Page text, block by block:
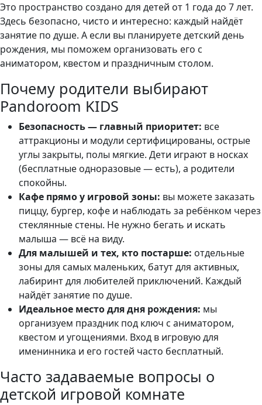
Это пространство создано для детей от 1 года до 7 лет.
Здесь безопасно, чисто и интересно: каждый найдёт
занятие по душе. А если вы планируете детский день
рождения, мы поможем организовать его с
аниматором, квестом и праздничным столом.
Почему родители выбирают
Pandoroom KIDS
Безопасность — главный приоритет: все
аттракционы и модули сертифицированы, острые
углы закрыты, полы мягкие. Дети играют в носках
(бесплатные одноразовые — есть), а родители
спокойны.
Кафе прямо у игровой зоны: вы можете заказать
пиццу, бургер, кофе и наблюдать за ребёнком через
стеклянные стены. Не нужно бегать и искать
малыша — всё на виду.
Для малышей и тех, кто постарше: отдельные
зоны для самых маленьких, батут для активных,
лабиринт для любителей приключений. Каждый
найдёт занятие по душе.
Идеальное место для дня рождения: мы
организуем праздник под ключ с аниматором,
квестом и угощениями. Вход в игровую для
именинника и его гостей часто бесплатный.
Часто задаваемые вопросы о
детской игровой комнате